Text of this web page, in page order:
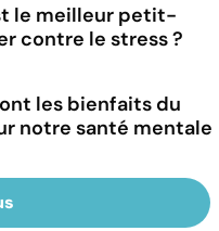
le meilleur petit-
contre le stress ?
les bienfaits du
notre santé mentale